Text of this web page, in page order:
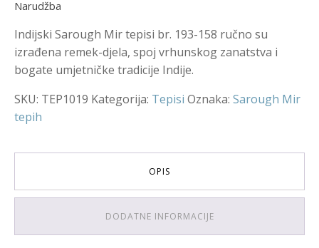
Narudžba
Indijski Sarough Mir tepisi br. 193-158 ručno su
izrađena remek-djela, spoj vrhunskog zanatstva i
bogate umjetničke tradicije Indije.
SKU: TEP1019 Kategorija: Tepisi Oznaka: Sarough Mir
tepih
OPIS
DODATNE INFORMACIJE